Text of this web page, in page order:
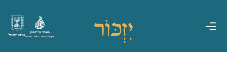
מדינת ישראל
משרד הביטחון
אגף משפחות, הנצחה ומורשת